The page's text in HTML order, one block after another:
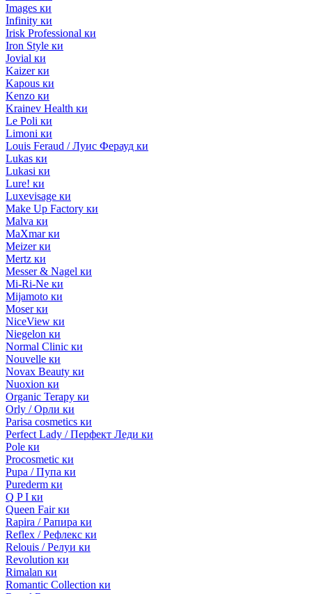
Images ки
Infinity ки
Irisk Professional ки
Iron Style ки
Jovial ки
Kaizer ки
Kapous ки
Kenzo ки
Krainev Health ки
Le Poli ки
Limoni ки
Louis Feraud / Луис Ферауд ки
Lukas ки
Lukasi ки
Lure! ки
Luxevisage ки
Make Up Factory ки
Malva ки
MaXmar ки
Meizer ки
Mertz ки
Messer & Nagel ки
Mi-Ri-Ne ки
Mijamoto ки
Moser ки
NiceView ки
Niegelon ки
Normal Clinic ки
Nouvelle ки
Novax Beauty ки
Nuoxion ки
Organic Terapy ки
Orly / Орли ки
Parisa cosmetics ки
Perfect Lady / Перфект Леди ки
Pole ки
Procosmetic ки
Pupa / Пупа ки
Purederm ки
Q P I ки
Queen Fair ки
Rapira / Рапира ки
Reflex / Рефлекс ки
Relouis / Релуи ки
Revolution ки
Rimalan ки
Romantic Collection ки